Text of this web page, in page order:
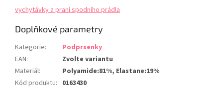
vychytávky a praní spodního prádla
Doplňkové parametry
Kategorie:
Podprsenky
EAN:
Zvolte variantu
Materiál:
Polyamide:81%, Elastane:19%
Kód produktu: 0163430